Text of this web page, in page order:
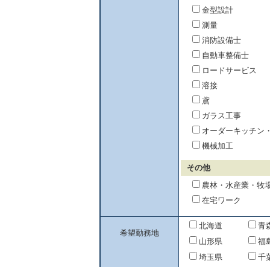
金型設計
測量
消防設備士
自動車整備士
ロードサービス
溶接
鳶
ガラス工事
オーダーキッチン
機械加工
その他
農林・水産業・牧
在宅ワーク
希望勤務地
北海道
青
山形県
福
埼玉県
千